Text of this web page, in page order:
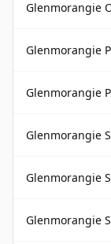
Glenmorangie
Glenmorangie
Glenmorangie
Glenmorangie
Glenmorangie
Glenmorangie